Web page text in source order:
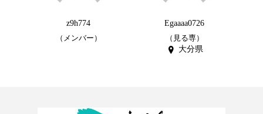
z9h774
（メンバー）
Egaaaa0726
（見る専）
大分県